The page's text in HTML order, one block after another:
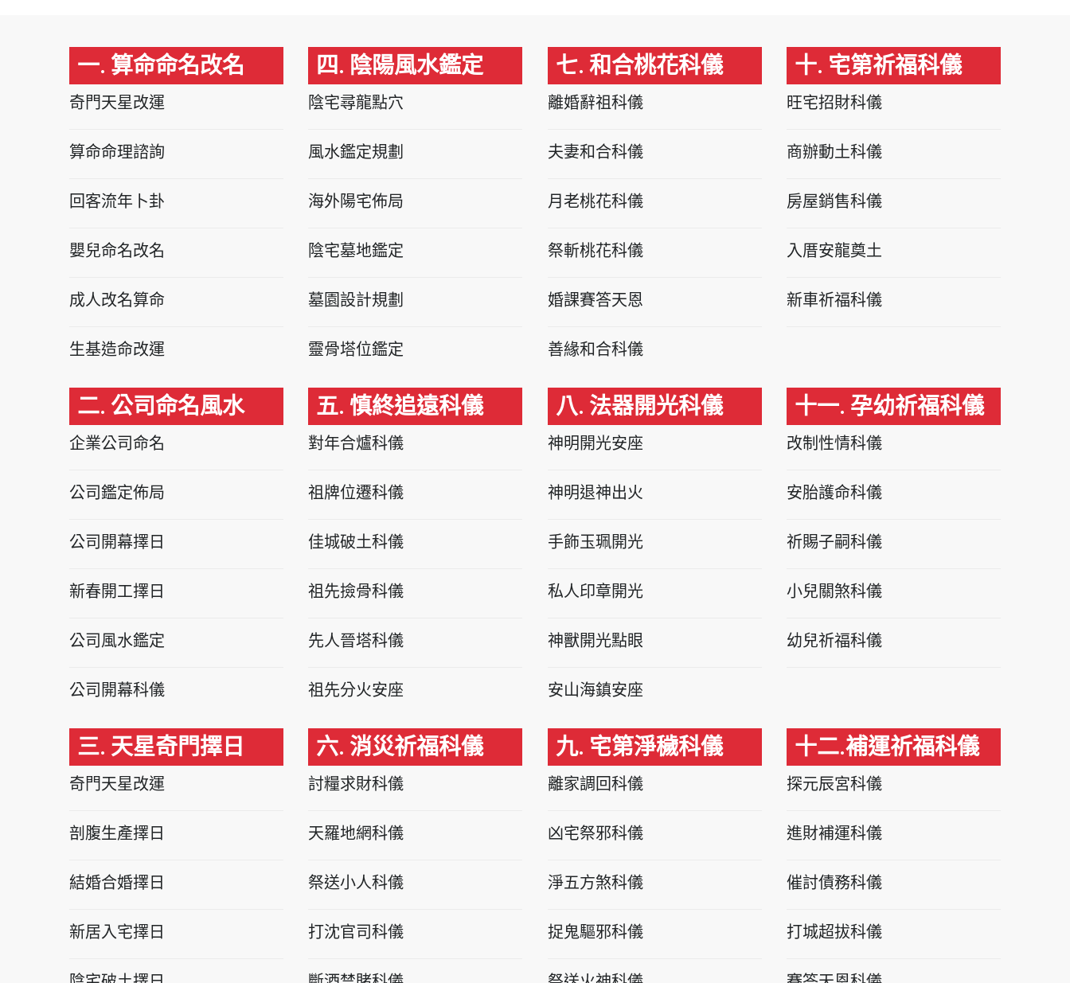
一. 算命命名改名
奇門天星改運
算命命理諮詢
回客流年卜卦
嬰兒命名改名
成人改名算命
生基造命改運
二. 公司命名風水
企業公司命名
公司鑑定佈局
公司開幕擇日
新春開工擇日
公司風水鑑定
公司開幕科儀
三. 天星奇門擇日
奇門天星改運
剖腹生產擇日
結婚合婚擇日
新居入宅擇日
四. 陰陽風水鑑定
陰宅尋龍點穴
風水鑑定規劃
海外陽宅佈局
陰宅墓地鑑定
墓園設計規劃
靈骨塔位鑑定
五. 慎終追遠科儀
對年合爐科儀
祖牌位遷科儀
佳城破土科儀
祖先撿骨科儀
先人晉塔科儀
祖先分火安座
六. 消災祈福科儀
討糧求財科儀
天羅地網科儀
祭送小人科儀
打沈官司科儀
七. 和合桃花科儀
離婚辭祖科儀
夫妻和合科儀
月老桃花科儀
祭斬桃花科儀
婚課賽答天恩
善緣和合科儀
八. 法器開光科儀
神明開光安座
神明退神出火
手飾玉珮開光
私人印章開光
神獸開光點眼
安山海鎮安座
九. 宅第淨穢科儀
離家調回科儀
凶宅祭邪科儀
淨五方煞科儀
捉鬼驅邪科儀
十. 宅第祈福科儀
旺宅招財科儀
商辦動土科儀
房屋銷售科儀
入厝安龍奠土
新車祈福科儀
十一. 孕幼祈福科儀
改制性情科儀
安胎護命科儀
祈賜子嗣科儀
小兒關煞科儀
幼兒祈福科儀
十二.補運祈福科儀
探元辰宮科儀
進財補運科儀
催討債務科儀
打城超拔科儀